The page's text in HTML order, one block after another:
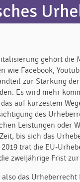
gehört die
wie Facebook,
zur Stärkung
Es wird mehr
auf kürzestem
des
Leistungen oder
bis sich das
2019 trat die EU-
zweijährige Frist
das